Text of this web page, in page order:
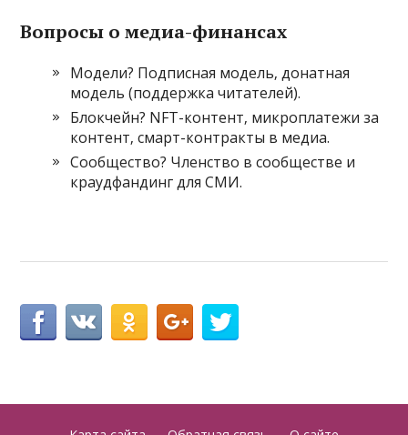
Вопросы о медиа-финансах
Модели? Подписная модель‚ донатная
модель (поддержка читателей).
Блокчейн? NFT-контент‚ микроплатежи за
контент‚ смарт-контракты в медиа.
Сообщество? Членство в сообществе и
краудфандинг для СМИ.